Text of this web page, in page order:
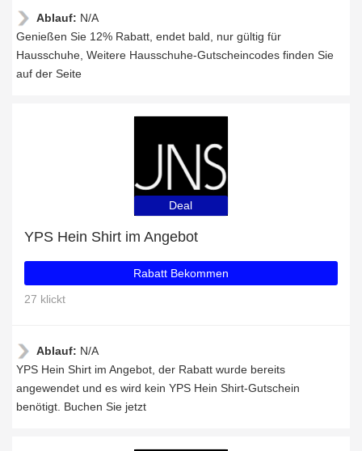
Ablauf: N/A
Genießen Sie 12% Rabatt, endet bald, nur gültig für
Hausschuhe, Weitere Hausschuhe-Gutscheincodes finden Sie
auf der Seite
Deal
YPS Hein Shirt im Angebot
Rabatt Bekommen
27 klickt
Ablauf: N/A
YPS Hein Shirt im Angebot, der Rabatt wurde bereits
angewendet und es wird kein YPS Hein Shirt-Gutschein
benötigt. Buchen Sie jetzt